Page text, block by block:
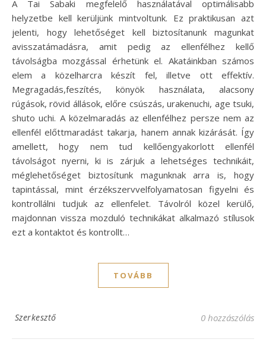
A Tai Sabaki megfelelő használatával optimálisabb
helyzetbe kell kerüljünk mintvoltunk. Ez praktikusan azt
jelenti, hogy lehetőséget kell biztosítanunk magunkat
avisszatámadásra, amit pedig az ellenfélhez kellő
távolságba mozgással érhetünk el. Akatáinkban számos
elem a közelharcra készít fel, illetve ott effektív.
Megragadás,feszítés, könyök használata, alacsony
rúgások, rövid állások, előre csúszás, urakenuchi, age tsuki,
shuto uchi. A közelmaradás az ellenfélhez persze nem az
ellenfél előttmaradást takarja, hanem annak kizárását. Így
amellett, hogy nem tud kellőengyakorlott ellenfél
távolságot nyerni, ki is zárjuk a lehetséges technikáit,
méglehetőséget biztosítunk magunknak arra is, hogy
tapintással, mint érzékszervvelfolyamatosan figyelni és
kontrollálni tudjuk az ellenfelet. Távolról közel kerülő,
majdonnan vissza mozduló technikákat alkalmazó stílusok
ezt a kontaktot és kontrollt…
TOVÁBB
Szerkesztő 0 hozzászólás